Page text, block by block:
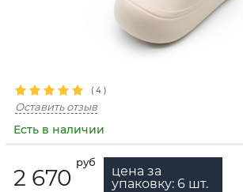
( 4 )
Оставить отзыв
Есть в наличии
2 670
руб
цена за
упаковку: 6 шт.